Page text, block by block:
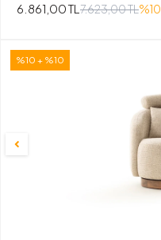
6.861,00 TL 7.623,00 TL%10
%10 + %10